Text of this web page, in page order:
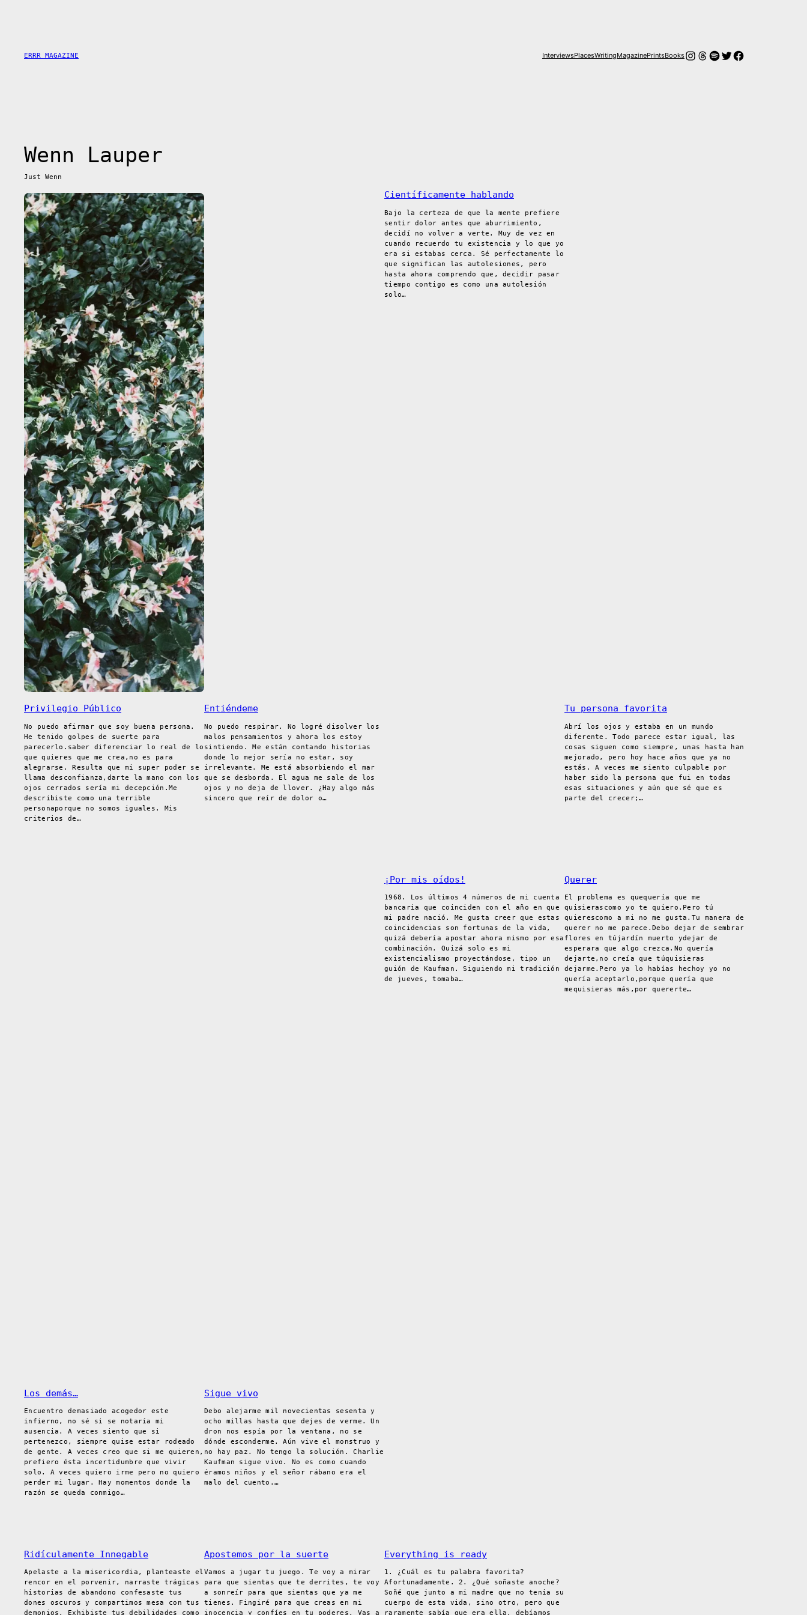
ERRR MAGAZINE InterviewsPlacesWritingMagazinePrintsBooksInstagram
Threads
Spotify
Twitter
Facebook
Wenn Lauper
Just Wenn
Privilegio Público
No puedo afirmar que soy buena persona.
He tenido golpes de suerte para
parecerlo.saber diferenciar lo real de lo
que quieres que me crea,no es para
alegrarse. Resulta que mi super poder se
llama desconfianza,darte la mano con los
ojos cerrados sería mi decepción.Me
describiste como una terrible
personaporque no somos iguales. Mis
criterios de…
Entiéndeme
No puedo respirar. No logré disolver los
malos pensamientos y ahora los estoy
sintiendo. Me están contando historias
donde lo mejor sería no estar, soy
irrelevante. Me está absorbiendo el mar
que se desborda. El agua me sale de los
ojos y no deja de llover. ¿Hay algo más
sincero que reír de dolor o…
Científicamente hablando
Bajo la certeza de que la mente prefiere
sentir dolor antes que aburrimiento,
decidí no volver a verte. Muy de vez en
cuando recuerdo tu existencia y lo que yo
era si estabas cerca. Sé perfectamente lo
que significan las autolesiones, pero
hasta ahora comprendo que, decidir pasar
tiempo contigo es como una autolesión
solo…
Tu persona favorita
Abrí los ojos y estaba en un mundo
diferente. Todo parece estar igual, las
cosas siguen como siempre, unas hasta han
mejorado, pero hoy hace años que ya no
estás. A veces me siento culpable por
haber sido la persona que fui en todas
esas situaciones y aún que sé que es
parte del crecer;…
Los demás…
Encuentro demasiado acogedor este
infierno, no sé si se notaría mi
ausencia. A veces siento que si
pertenezco, siempre quise estar rodeado
de gente. A veces creo que si me quieren,
prefiero ésta incertidumbre que vivir
solo. A veces quiero irme pero no quiero
perder mi lugar. Hay momentos donde la
razón se queda conmigo…
Sigue vivo
Debo alejarme mil novecientas sesenta y
ocho millas hasta que dejes de verme. Un
dron nos espía por la ventana, no se
dónde esconderme. Aún vive el monstruo y
no hay paz. No tengo la solución. Charlie
Kaufman sigue vivo. No es como cuando
éramos niños y el señor rábano era el
malo del cuento.…
¡Por mis oídos!
1968. Los últimos 4 números de mi cuenta
bancaria que coinciden con el año en que
mi padre nació. Me gusta creer que estas
coincidencias son fortunas de la vida,
quizá debería apostar ahora mismo por esa
combinación. Quizá solo es mi
existencialismo proyectándose, tipo un
guión de Kaufman. Siguiendo mi tradición
de jueves, tomaba…
Querer
El problema es quequería que me
quisierascomo yo te quiero.Pero tú
quierescomo a mi no me gusta.Tu manera de
querer no me parece.Debo dejar de sembrar
flores en tújardín muerto ydejar de
esperara que algo crezca.No quería
dejarte,no creía que túquisieras
dejarme.Pero ya lo habías hechoy yo no
quería aceptarlo,porque quería que
mequisieras más,por quererte…
Ridículamente Innegable
Apelaste a la misericordia, planteaste el
rencor en el porvenir, narraste trágicas
historias de abandono confesaste tus
dones oscuros y compartimos mesa con tus
demonios. Exhibiste tus debilidades como
Apostemos por la suerte
Vamos a jugar tu juego. Te voy a mirar
para que sientas que te derrites, te voy
a sonreír para que sientas que ya me
tienes. Fingiré para que creas en mi
inocencia y confíes en tu poderes. Vas a
Everything is ready
1. ¿Cuál es tu palabra favorita?
Afortunadamente. 2. ¿Qué soñaste anoche?
Soñé que junto a mi madre que no tenia su
cuerpo de esta vida, sino otro, pero que
raramente sabía que era ella, debíamos